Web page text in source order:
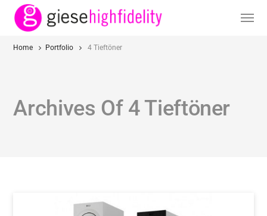
Home Portfolio 4 Tieftöner
Archives Of 4 Tieftöner